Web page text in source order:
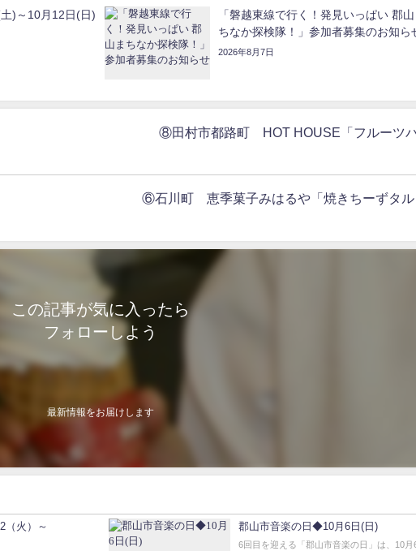
)～10月12日(日)
「磐越東線で行く！発見いっぱい 郡山
ちなか探検隊！」参加者募集のお知ら
2026年8月7日
ツ」 ⑧田村市都路町 HOT HOUSE「フルーツパ
」 ⑥石川町 恵季菓子みはるや「焼きちーずタル
この記事が気に入ったら
フォローしよう
最新情報をお届けします
（火）～
郡山市音楽の日◆10月6日(日)
6回目を迎える「郡山市音楽の日」は、10月